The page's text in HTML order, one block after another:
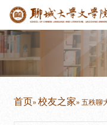
首页»校友之家» 五秩聊